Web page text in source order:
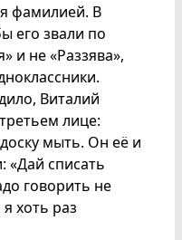
фамилией. В
его звали по
и не «Раззява»,
Виталий
лице:
мыть. Он её и
«Дай списать
говорить не
я хоть раз